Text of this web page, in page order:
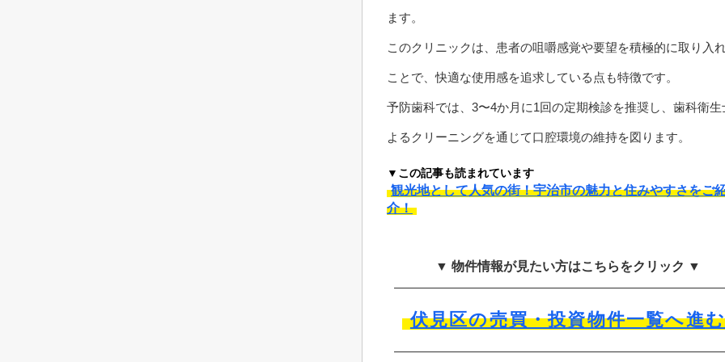
ます。
このクリニックは、患者の咀嚼感覚や要望を積極的に取り入
ことで、快適な使用感を追求している点も特徴です。
予防歯科では、3〜4か月に1回の定期検診を推奨し、歯科衛生
よるクリーニングを通じて口腔環境の維持を図ります。
▼この記事も読まれています
観光地として人気の街！宇治市の魅力と住みやすさをご
介！
▼ 物件情報が見たい方はこちらをクリック ▼
伏見区の売買・投資物件一覧へ進